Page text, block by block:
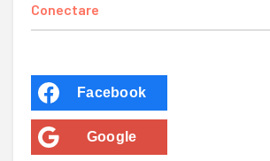
Conectare
Facebook
Google